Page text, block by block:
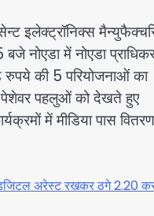
इलेक्ट्रॉनिक्स
नोएडा में नोएडा
की 5 परियोजनाओं का
पेशेवर पहलुओं को देखते हुए
में मीडिया पास
अरेस्ट रखकर ठगे 2.20